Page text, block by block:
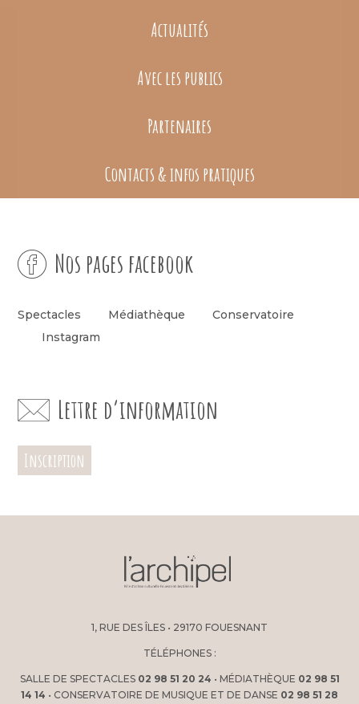
Actualités
Avec les publics
Partenaires
Contacts & infos pratiques
Nos pages facebook
Spectacles Médiathèque
Conservatoire
Instagram
Lettre d’information
Inscription
1, RUE DES ÎLES • 29170 FOUESNANT
TÉLÉPHONES :
SALLE DE SPECTACLES 02 98 51 20 24 • MÉDIATHÈQUE 02 98 51
14 14 • CONSERVATOIRE DE MUSIQUE ET DE DANSE 02 98 51 28